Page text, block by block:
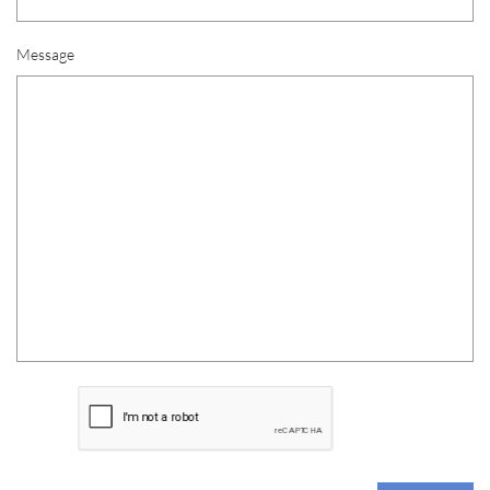
Message